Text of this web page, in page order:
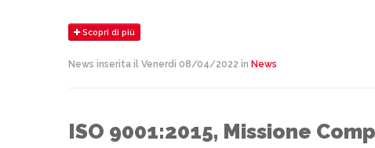
Scopri di più
News inserita il Venerdì 08/04/2022 in News
ISO 9001:2015, Missione